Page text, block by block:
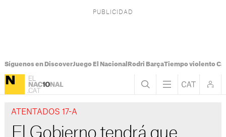
Síguenos en DiscoverJuego El Nacional Rodri BarçaTiempo violento
ATENTADOS 17-A
El Gobierno tendrá que